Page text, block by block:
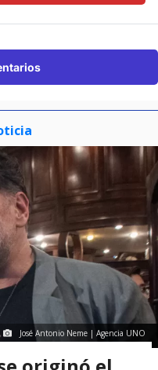
José Antonio Neme | Agencia UNO